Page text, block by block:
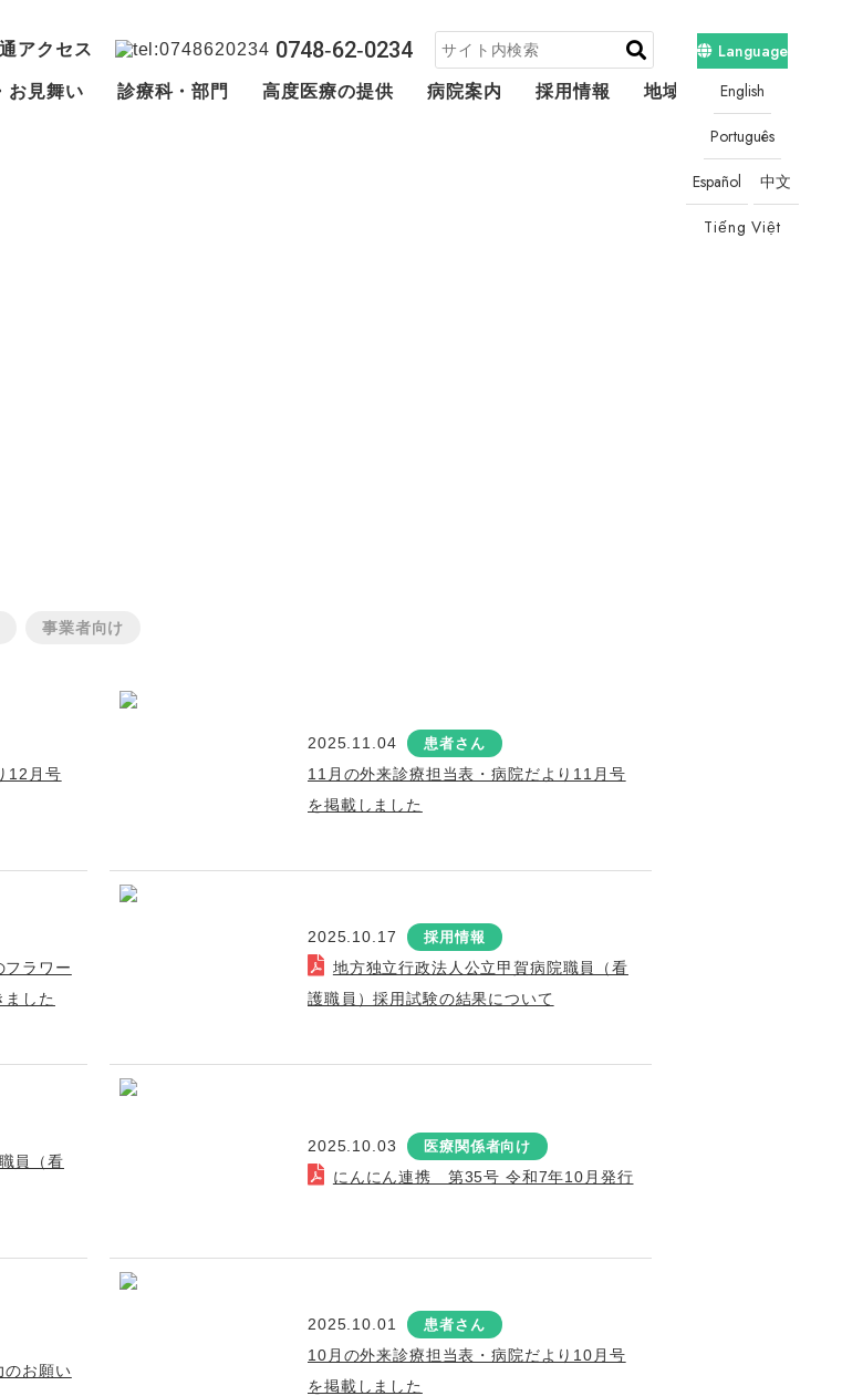
アクセス 0748‐62‐0234
Language
English
Português
Español 中文
Tiếng Việt
お見舞い 診療科・部門 高度医療の提供 病院案内 採用情報 地域連携・相談
事業者向け
12月号
2025.11.04 患者さん
11月の外来診療担当表・病院だより11月号
を掲載しました
フラワー
した
2025.10.17 採用情報
地方独立行政法人公立甲賀病院職員（看
護職員）採用試験の結果について
員（看
2025.10.03 医療関係者向け
にんにん連携 第35号 令和7年10月発行
のお願い
2025.10.01 患者さん
10月の外来診療担当表・病院だより10月号
を掲載しました